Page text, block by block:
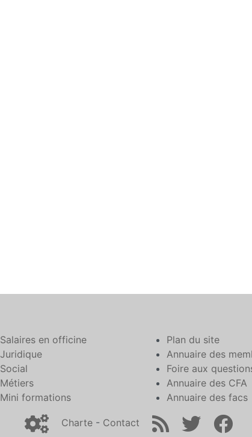
Salaires en officine
Juridique
Social
Métiers
Mini formations
Plan du site
Annuaire des
Foire aux
Annuaire des CFA
Annuaire des facs
Charte - Contact